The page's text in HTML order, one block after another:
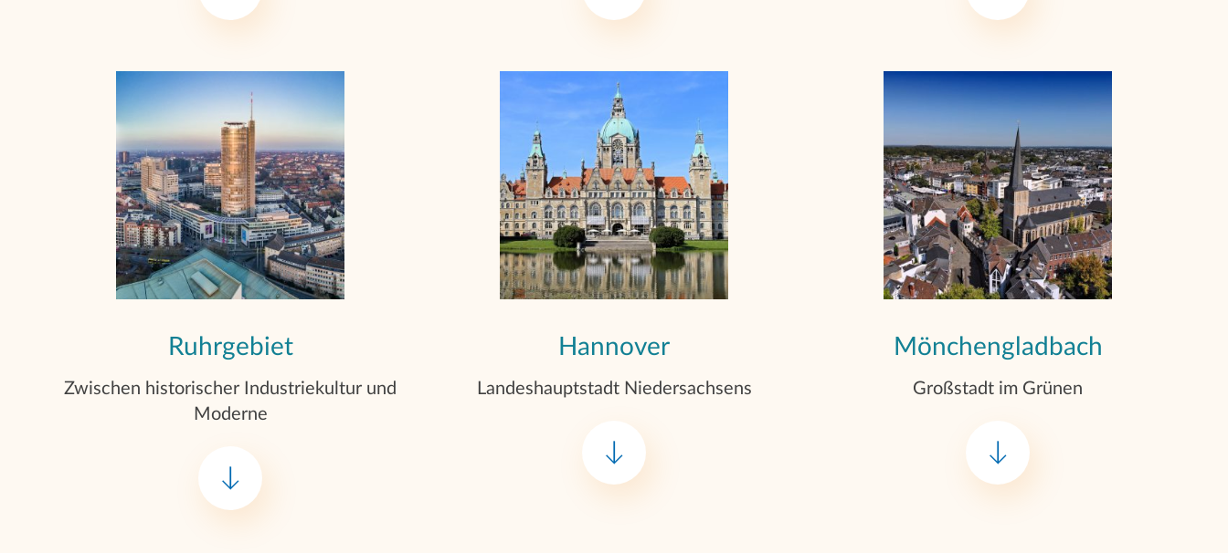
Ruhrgebiet
Zwischen historischer Industriekultur und
Moderne
Hannover
Landeshauptstadt Niedersachsens
Mönchengladbach
Großstadt im Grünen